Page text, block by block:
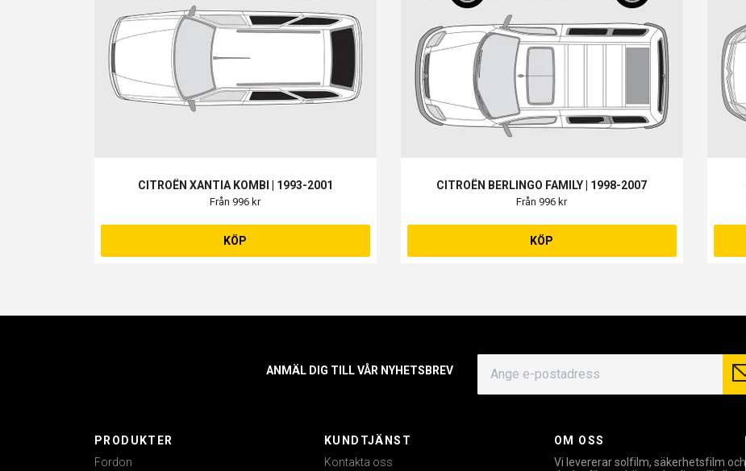
CITROËN XANTIA KOMBI | 1993-2001
Från 996 kr
KÖP
CITROËN BERLINGO FAMILY | 1998-2007
Från 996 kr
KÖP
ANMÄL DIG TILL VÅR NYHETSBREV
PRODUKTER
Fordon
KUNDTJÄNST
Kontakta oss
OM OSS
Vi levererar solfilm, säkerhetsfilm och